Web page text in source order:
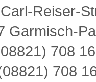
Reiser-
Garmisch-
708
708